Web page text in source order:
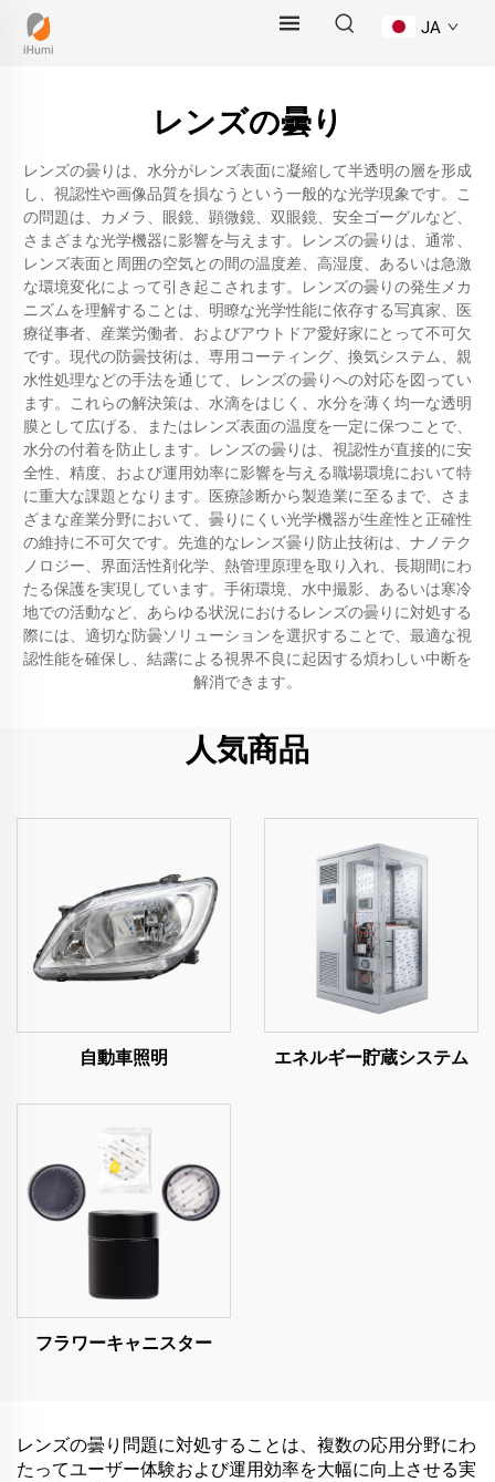
JA
レンズの曇り
レンズの曇りは、水分がレンズ表面に凝縮して半透明の層を形成
し、視認性や画像品質を損なうという一般的な光学現象です。こ
の問題は、カメラ、眼鏡、顕微鏡、双眼鏡、安全ゴーグルなど、
さまざまな光学機器に影響を与えます。レンズの曇りは、通常、
レンズ表面と周囲の空気との間の温度差、高湿度、あるいは急激
な環境変化によって引き起こされます。レンズの曇りの発生メカ
ニズムを理解することは、明瞭な光学性能に依存する写真家、医
療従事者、産業労働者、およびアウトドア愛好家にとって不可欠
です。現代の防曇技術は、専用コーティング、換気システム、親
水性処理などの手法を通じて、レンズの曇りへの対応を図ってい
ます。これらの解決策は、水滴をはじく、水分を薄く均一な透明
膜として広げる、またはレンズ表面の温度を一定に保つことで、
水分の付着を防止します。レンズの曇りは、視認性が直接的に安
全性、精度、および運用効率に影響を与える職場環境において特
に重大な課題となります。医療診断から製造業に至るまで、さま
ざまな産業分野において、曇りにくい光学機器が生産性と正確性
の維持に不可欠です。先進的なレンズ曇り防止技術は、ナノテク
ノロジー、界面活性剤化学、熱管理原理を取り入れ、長期間にわ
たる保護を実現しています。手術環境、水中撮影、あるいは寒冷
地での活動など、あらゆる状況におけるレンズの曇りに対処する
際には、適切な防曇ソリューションを選択することで、最適な視
認性能を確保し、結露による視界不良に起因する煩わしい中断を
解消できます。
人気商品
自動車照明 エネルギー貯蔵システム
フラワーキャニスター
レンズの曇り問題に対処することは、複数の応用分野にわ
たってユーザー体験および運用効率を大幅に向上させる実